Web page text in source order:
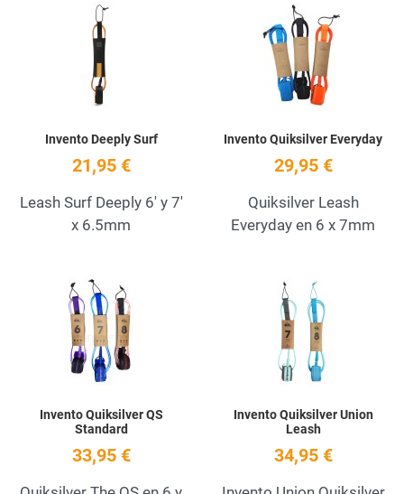
Add to Wishlist
Invento Deeply Surf
21,95 €
Leash Surf Deeply 6' y 7'
x 6.5mm
Invento Quiksilver Everyday
29,95 €
Quiksilver Leash
Everyday en 6 x 7mm
Add to Wishlist
Invento Quiksilver QS
Standard
33,95 €
Invento Quiksilver Union
Leash
34,95 €